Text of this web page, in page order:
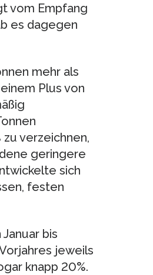
vom Empfang
es dagegen
mehr als
Plus von
verzeichnen,
geringere
sich
festen
bis
jeweils
knapp 20%.